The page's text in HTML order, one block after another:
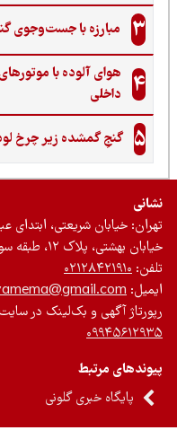
مبارزه با جست‌وجوی گنج‌
هوای آلوده با موتورهای
داخلی
گنجِ گمشده زیر چرخ لودرها
خیابان شریعتی، ابتدای
بهشتی، پلاک ۱۲، طبقه سوم، واحد ۵
۰۲۱۲۸۴۲۱۹۱۰
آگهی و بک‌لینک در سایت
مرتبط
پایگاه خبری گلونی